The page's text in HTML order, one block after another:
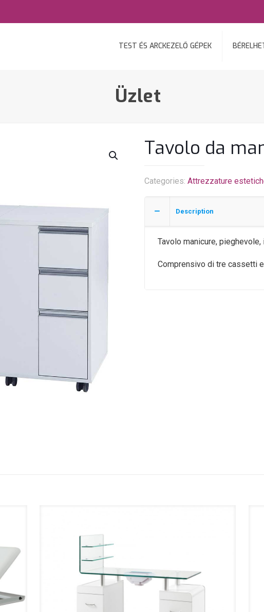
TEST ÉS ARCKEZELŐ GÉPEK
Üzlet
Tavolo da
Categories: Attrezzature
Description
Tavolo manicure,
Comprensivo di tre cassetti